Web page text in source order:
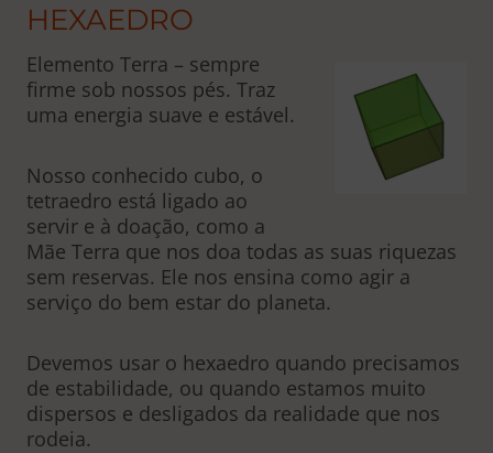
HEXAEDRO
Elemento Terra – sempre
firme sob nossos pés. Traz
uma energia suave e estável.
Nosso conhecido cubo, o
tetraedro está ligado ao
servir e à doação, como a
Mãe Terra que nos doa todas as suas riquezas
sem reservas. Ele nos ensina como agir a
serviço do bem estar do planeta.
Devemos usar o hexaedro quando precisamos
de estabilidade, ou quando estamos muito
dispersos e desligados da realidade que nos
rodeia.